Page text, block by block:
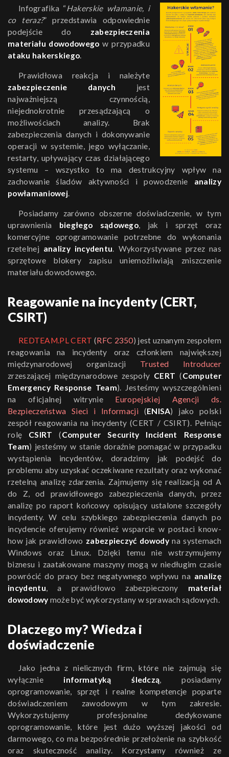
Infografika “Hakerskie włamanie, i
co teraz?” przedstawia odpowiednie
podejście do zabezpieczenia
materiału dowodowego w przypadku
ataku hakerskiego.
Prawidłowa reakcja i należyte
zabezpieczenie danych jest
najważniejszą czynnością,
niejednokrotnie przesądzającą o
możliwościach analizy. Brak
zabezpieczenia danych i dokonywanie
operacji w systemie, jego wyłączanie,
restarty, upływający czas działającego
systemu – wszystko to ma destrukcyjny wpływ na
zachowanie śladów aktywności i powodzenie analizy
powłamaniowej.
Posiadamy zarówno obszerne doświadczenie, w tym
uprawnienia biegłego sądowego, jak i sprzęt oraz
komercyjne oprogramowanie potrzebne do wykonania
rzetelnej analizy incydentu. Wykorzystywane przez nas
sprzętowe blokery zapisu uniemożliwiają zniszczenie
materiału dowodowego.
Reagowanie na incydenty (CERT,
CSIRT)
REDTEAM.PL CERT (RFC 2350) jest uznanym zespołem
reagowania na incydenty oraz członkiem największej
międzynarodowej organizacji Trusted Introducer
zrzeszającej międzynarodowe zespoły CERT (Computer
Emergency Response Team). Jesteśmy wyszczególnieni
na oficjalnej witrynie Europejskiej Agencji ds.
Bezpieczeństwa Sieci i Informacji (ENISA) jako polski
zespół reagowania na incydenty (CERT / CSIRT). Pełniąc
rolę CSIRT (Computer Security Incident Response
Team) jesteśmy w stanie doraźnie pomagać w przypadku
wystąpienia incydentów, doradzimy jak podejść do
problemu aby uzyskać oczekiwane rezultaty oraz wykonać
rzetelną analizę zdarzenia. Zajmujemy się realizacją od A
do Z, od prawidłowego zabezpieczenia danych, przez
analizę po raport końcowy opisujący ustalone szczegóły
incydenty. W celu szybkiego zabezpieczenia danych po
incydencie oferujemy również wsparcie w postaci know-
how jak prawidłowo zabezpieczyć dowodyna systemach
Windows oraz Linux. Dzięki temu nie wstrzymujemy
biznesu i zaatakowane maszyny mogą w niedługim czasie
powrócić do pracy bez negatywnego wpływu na analizę
incydentu, a prawidłowo zabezpieczony materiał
dowodowy może być wykorzystany w sprawach sądowych.
Dlaczego my? Wiedza i
doświadczenie
Jako jedna z nielicznych firm, które nie zajmują się
wyłącznie informatyką śledczą, posiadamy
oprogramowanie, sprzęt i realne kompetencje poparte
doświadczeniem zawodowym w tym zakresie.
Wykorzystujemy profesjonalne dedykowane
oprogramowanie, które jest dużo wyższej jakości od
darmowego, co ma bezpośrednie przełożenie na szybkość
oraz skuteczność analizy. Korzystamy również ze